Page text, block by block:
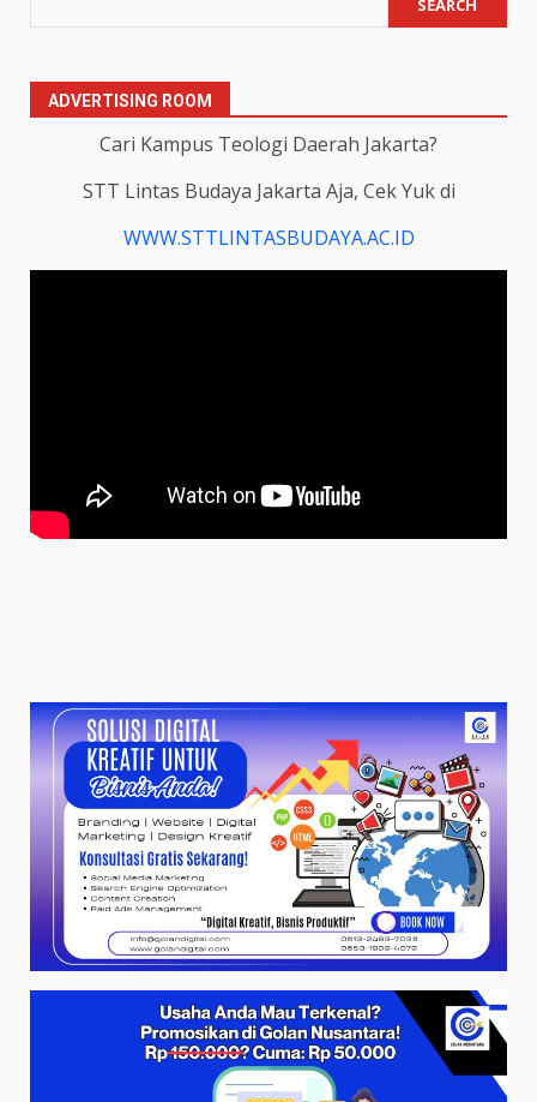
ADVERTISING ROOM
Cari Kampus Teologi Daerah Jakarta?
STT Lintas Budaya Jakarta Aja, Cek Yuk di
WWW.STTLINTASBUDAYA.AC.ID